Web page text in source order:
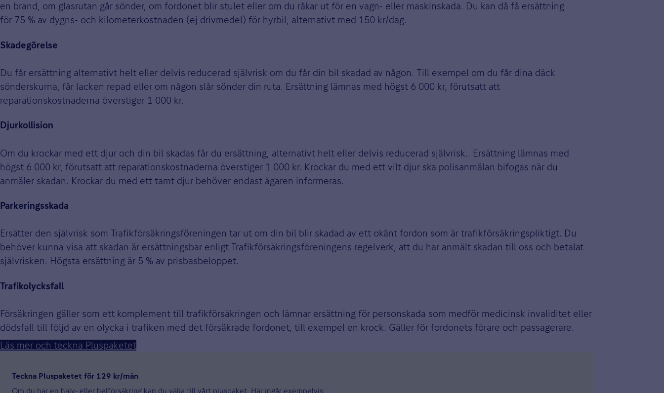
en brand, om glasrutan går sönder, om fordonet blir stulet eller om du råkar ut för en vagn- eller maskinskada. Du kan då få ersättning
för 75 % av dygns- och kilometerkostnaden (ej drivmedel) för hyrbil, alternativt med 150 kr/dag.
Skadegörelse
Du får ersättning alternativt helt eller delvis reducerad självrisk om du får din bil skadad av någon. Till exempel om du får dina däck
sönderskurna, får lacken repad eller om någon slår sönder din ruta. Ersättning lämnas med högst 6 000 kr, förutsatt att
reparationskostnaderna överstiger 1 000 kr.
Djurkollision
Om du krockar med ett djur och din bil skadas får du ersättning, alternativt helt eller delvis reducerad självrisk.. Ersättning lämnas med
högst 6 000 kr, förutsatt att reparationskostnaderna överstiger 1 000 kr. Krockar du med ett vilt djur ska polisanmälan bifogas när du
anmäler skadan. Krockar du med ett tamt djur behöver endast ägaren informeras.
Parkeringsskada
Ersätter den självrisk som Trafikförsäkringsföreningen tar ut om din bil blir skadad av ett okänt fordon som är trafikförsäkringspliktigt. Du
behöver kunna visa att skadan är ersättningsbar enligt Trafikförsäkringsföreningens regelverk, att du har anmält skadan till oss och betalat
självrisken. Högsta ersättning är 5 % av prisbasbeloppet.
Trafikolycksfall
Försäkringen gäller som ett komplement till trafikförsäkringen och lämnar ersättning för personskada som medför medicinsk invaliditet eller
dödsfall till följd av en olycka i trafiken med det försäkrade fordonet, till exempel en krock. Gäller för fordonets förare och passagerare.
Läs mer och teckna Pluspaketet
Teckna Pluspaketet för 129 kr/mån
Om du har en halv- eller helförsäkring kan du välja till vårt pluspaket. Här ingår exempelvis: